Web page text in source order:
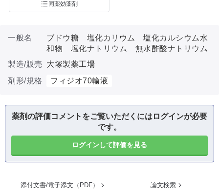
同薬効薬剤
一般名
ブドウ糖 塩化カリウム 塩化カルシウム水
和物 塩化ナトリウム 無水酢酸ナトリウム
製造/販売
大塚製薬工場
剤形/規格
フィジオ70輸液
薬剤の評価コメントをご覧いただくにはログインが必要
です。
ログインして評価を見る
添付文書/電子添文（PDF） 論文検索